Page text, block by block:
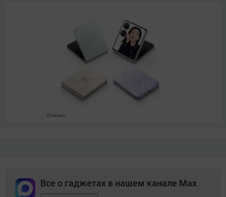
Все о гаджетах в нашем канале Max